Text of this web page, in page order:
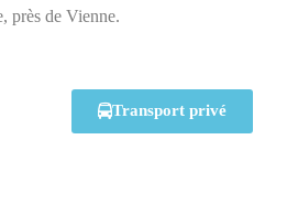
près de Vienne.
Transport privé